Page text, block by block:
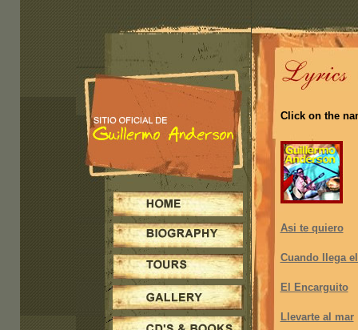
Click on the
Asi te quiero
Cuando llega
El Encarguito
Llevarte al mar